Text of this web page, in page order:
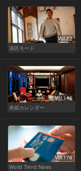
Vol.22
港区モード
Vol.146
表紙カレンダー
Vol.176
World Trend News